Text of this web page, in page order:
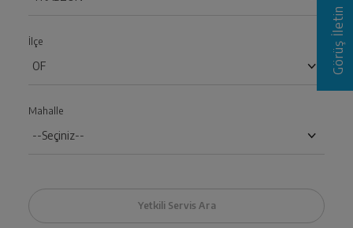
İlçe
Mahalle
Görüş İletin